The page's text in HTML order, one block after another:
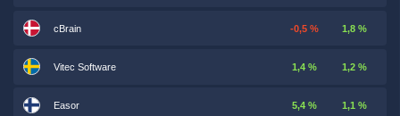
cBrain -0,5 % 1,8 %
Vitec Software 1,4 % 1,2 %
Easor 5,4 % 1,1 %